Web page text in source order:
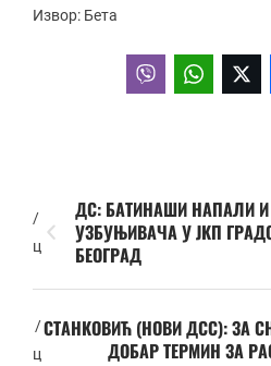
Извор: Бета
/
ц
ДС: БАТИНАШИ НАПАЛИ
УЗБУЊИВАЧА У ЈКП
БЕОГРАД
/
ц
СТАНКОВИЋ (НОВИ ДСС): ЗА
ДОБАР ТЕРМИН ЗА